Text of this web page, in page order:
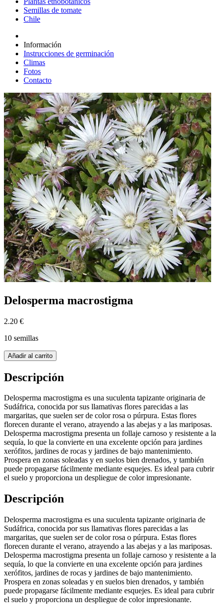
Semillas de tomate
Chile
Información
Instrucciones de germinación
Climas
Fotos
Contacto
Delosperma macrostigma
2.20 €
10 semillas
Añadir al carrito
Descripción
Delosperma macrostigma es una suculenta tapizante originaria de
Sudáfrica, conocida por sus llamativas flores parecidas a las
margaritas, que suelen ser de color rosa o púrpura. Estas flores
florecen durante el verano, atrayendo a las abejas y a las mariposas.
Delosperma macrostigma presenta un follaje carnoso y resistente a la
sequía, lo que la convierte en una excelente opción para jardines
xerófitos, jardines de rocas y jardines de bajo mantenimiento.
Prospera en zonas soleadas y en suelos bien drenados, y también
puede propagarse fácilmente mediante esquejes. Es ideal para cubrir
el suelo y proporciona un despliegue de color impresionante.
Descripción
Delosperma macrostigma es una suculenta tapizante originaria de
Sudáfrica, conocida por sus llamativas flores parecidas a las
margaritas, que suelen ser de color rosa o púrpura. Estas flores
florecen durante el verano, atrayendo a las abejas y a las mariposas.
Delosperma macrostigma presenta un follaje carnoso y resistente a la
sequía, lo que la convierte en una excelente opción para jardines
xerófitos, jardines de rocas y jardines de bajo mantenimiento.
Prospera en zonas soleadas y en suelos bien drenados, y también
puede propagarse fácilmente mediante esquejes. Es ideal para cubrir
el suelo y proporciona un despliegue de color impresionante.